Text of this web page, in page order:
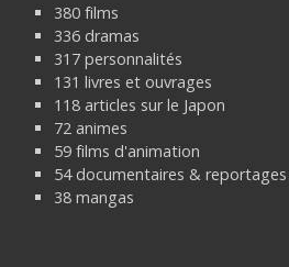
380 films
336 dramas
317 personnalités
131 livres et ouvrages
118 articles sur le Japon
72 animes
59 films d'animation
54 documentaires & reportages
38 mangas